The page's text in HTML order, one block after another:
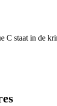
C staat in de